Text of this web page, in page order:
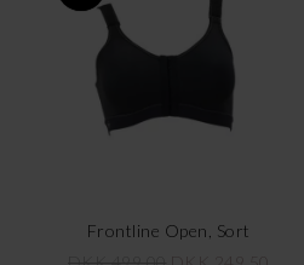
Frontline Open, Sort